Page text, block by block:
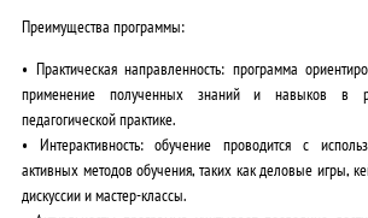
Преимущества программы:
• Практическая направленность: программа
применение полученных знаний и навыков в
педагогической практике.
• Интерактивность: обучение проводится с
активных методов обучения, таких как деловые игры,
дискуссии и мастер-классы.